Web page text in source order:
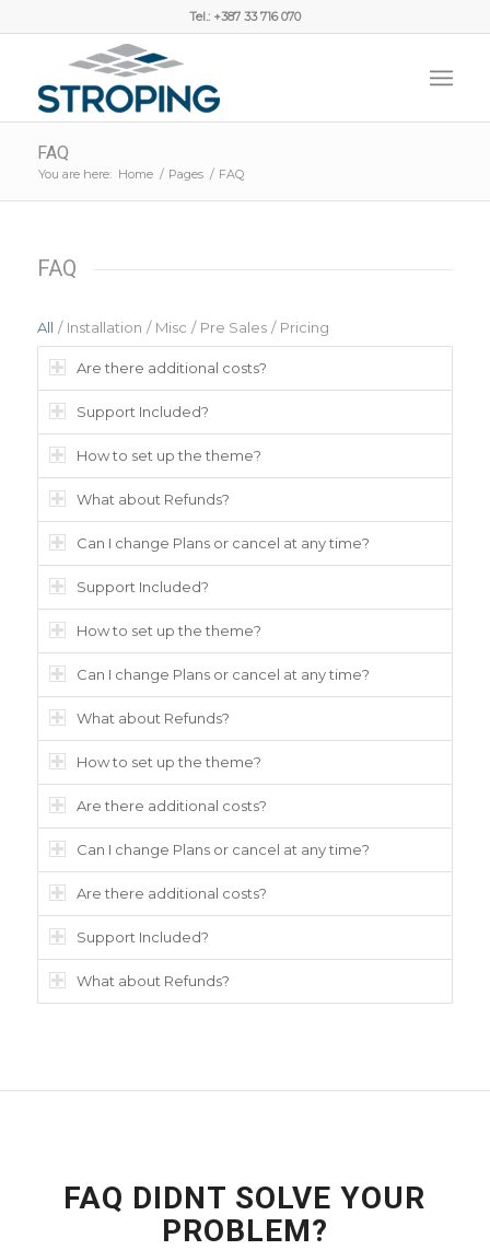
Tel.: +387 33 716 070
FAQ
You are here: Home / Pages / FAQ
FAQ
All / Installation / Misc / Pre Sales / Pricing
Are there additional costs?
Support Included?
How to set up the theme?
What about Refunds?
Can I change Plans or cancel at any time?
Support Included?
How to set up the theme?
Can I change Plans or cancel at any time?
What about Refunds?
How to set up the theme?
Are there additional costs?
Can I change Plans or cancel at any time?
Are there additional costs?
Support Included?
What about Refunds?
FAQ DIDNT SOLVE YOUR
PROBLEM?